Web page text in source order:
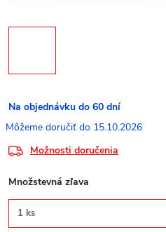
Na objednávku do 60 dní
15.10.2026
Možnosti doručenia
Množstevná zľava
1 ks